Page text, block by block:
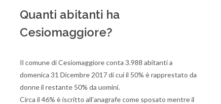
Quanti abitanti ha
Cesiomaggiore?
Il comune di Cesiomaggiore conta 3.988 abitanti a
domenica 31 Dicembre 2017 di cui il 50% è rapprestato da
donne il restante 50% da uomini.
Circa il 46% è iscritto all'anagrafe come sposato mentre il